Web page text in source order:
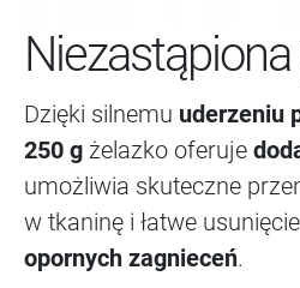
Dzięki silnemu uderzeniu
250 g żelazko oferuje
umożliwia skuteczne
w tkaninę i łatwe
opornych zagnieceń.